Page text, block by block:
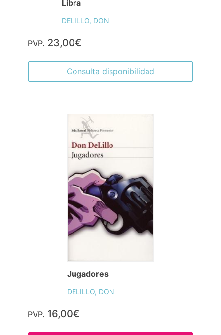
Libra
DELILLO, DON
PVP. 23,00€
Consulta disponibilidad
Jugadores
DELILLO, DON
PVP. 16,00€